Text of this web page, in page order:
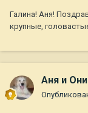
Галина! Аня!
крупные,
Аня и